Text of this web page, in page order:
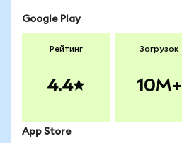
Google Play
Рейтинг
4.4
Загрузок
10M+
App Store